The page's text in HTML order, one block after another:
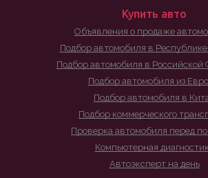
Купить авто
Объявления о продаже
Подбор автомобиля в
Подбор автомобиля в Российской
Подбор автомобиля из
Подбор автомобиля в
Подбор коммерческого
Проверка автомобиля перед
Компьютерная
Автоэксперт на день